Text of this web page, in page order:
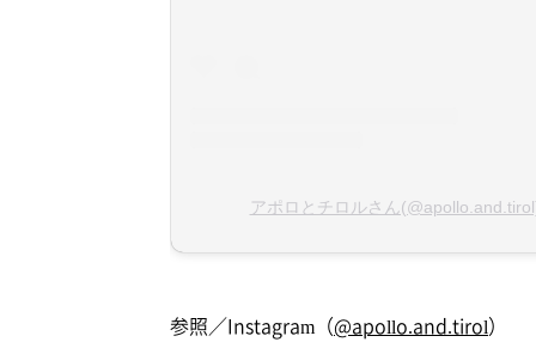
アポロとチロルさん
参照／Instagram（@apollo.and.tirol）